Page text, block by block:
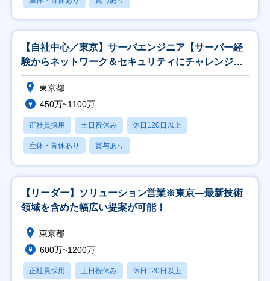
【自社中心／東京】サーバエンジニア【サーバー経
験からネットワーク＆セキュリティにチャレンジも
可能】
東京都
450万~1100万
正社員採用 土日祝休み 休日120日以上
産休・育休あり 賞与あり
【リーダー】ソリューション営業※東京―最新技術
領域を含めた幅広い提案が可能！
東京都
600万~1200万
正社員採用 土日祝休み 休日120日以上